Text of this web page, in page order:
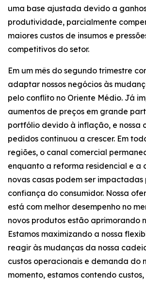
uma base ajustada devido a
produtividade, parcialmente
maiores custos de insumos e
competitivos do setor.
Em um mês do segundo trimestre
adaptar nossos negócios às
pelo conflito no Oriente Médio. Já
aumentos de preços em grande
portfólio devido à inflação, e nossa
pedidos continuou a crescer. Em
regiões, o canal comercial
enquanto a reforma residencial e a
novas casas podem ser impactadas
confiança do consumidor. Nossa
está com melhor desempenho no
novos produtos estão aprimorando
Estamos maximizando a nossa
reagir às mudanças da nossa
custos operacionais e demanda do
momento, estamos contendo